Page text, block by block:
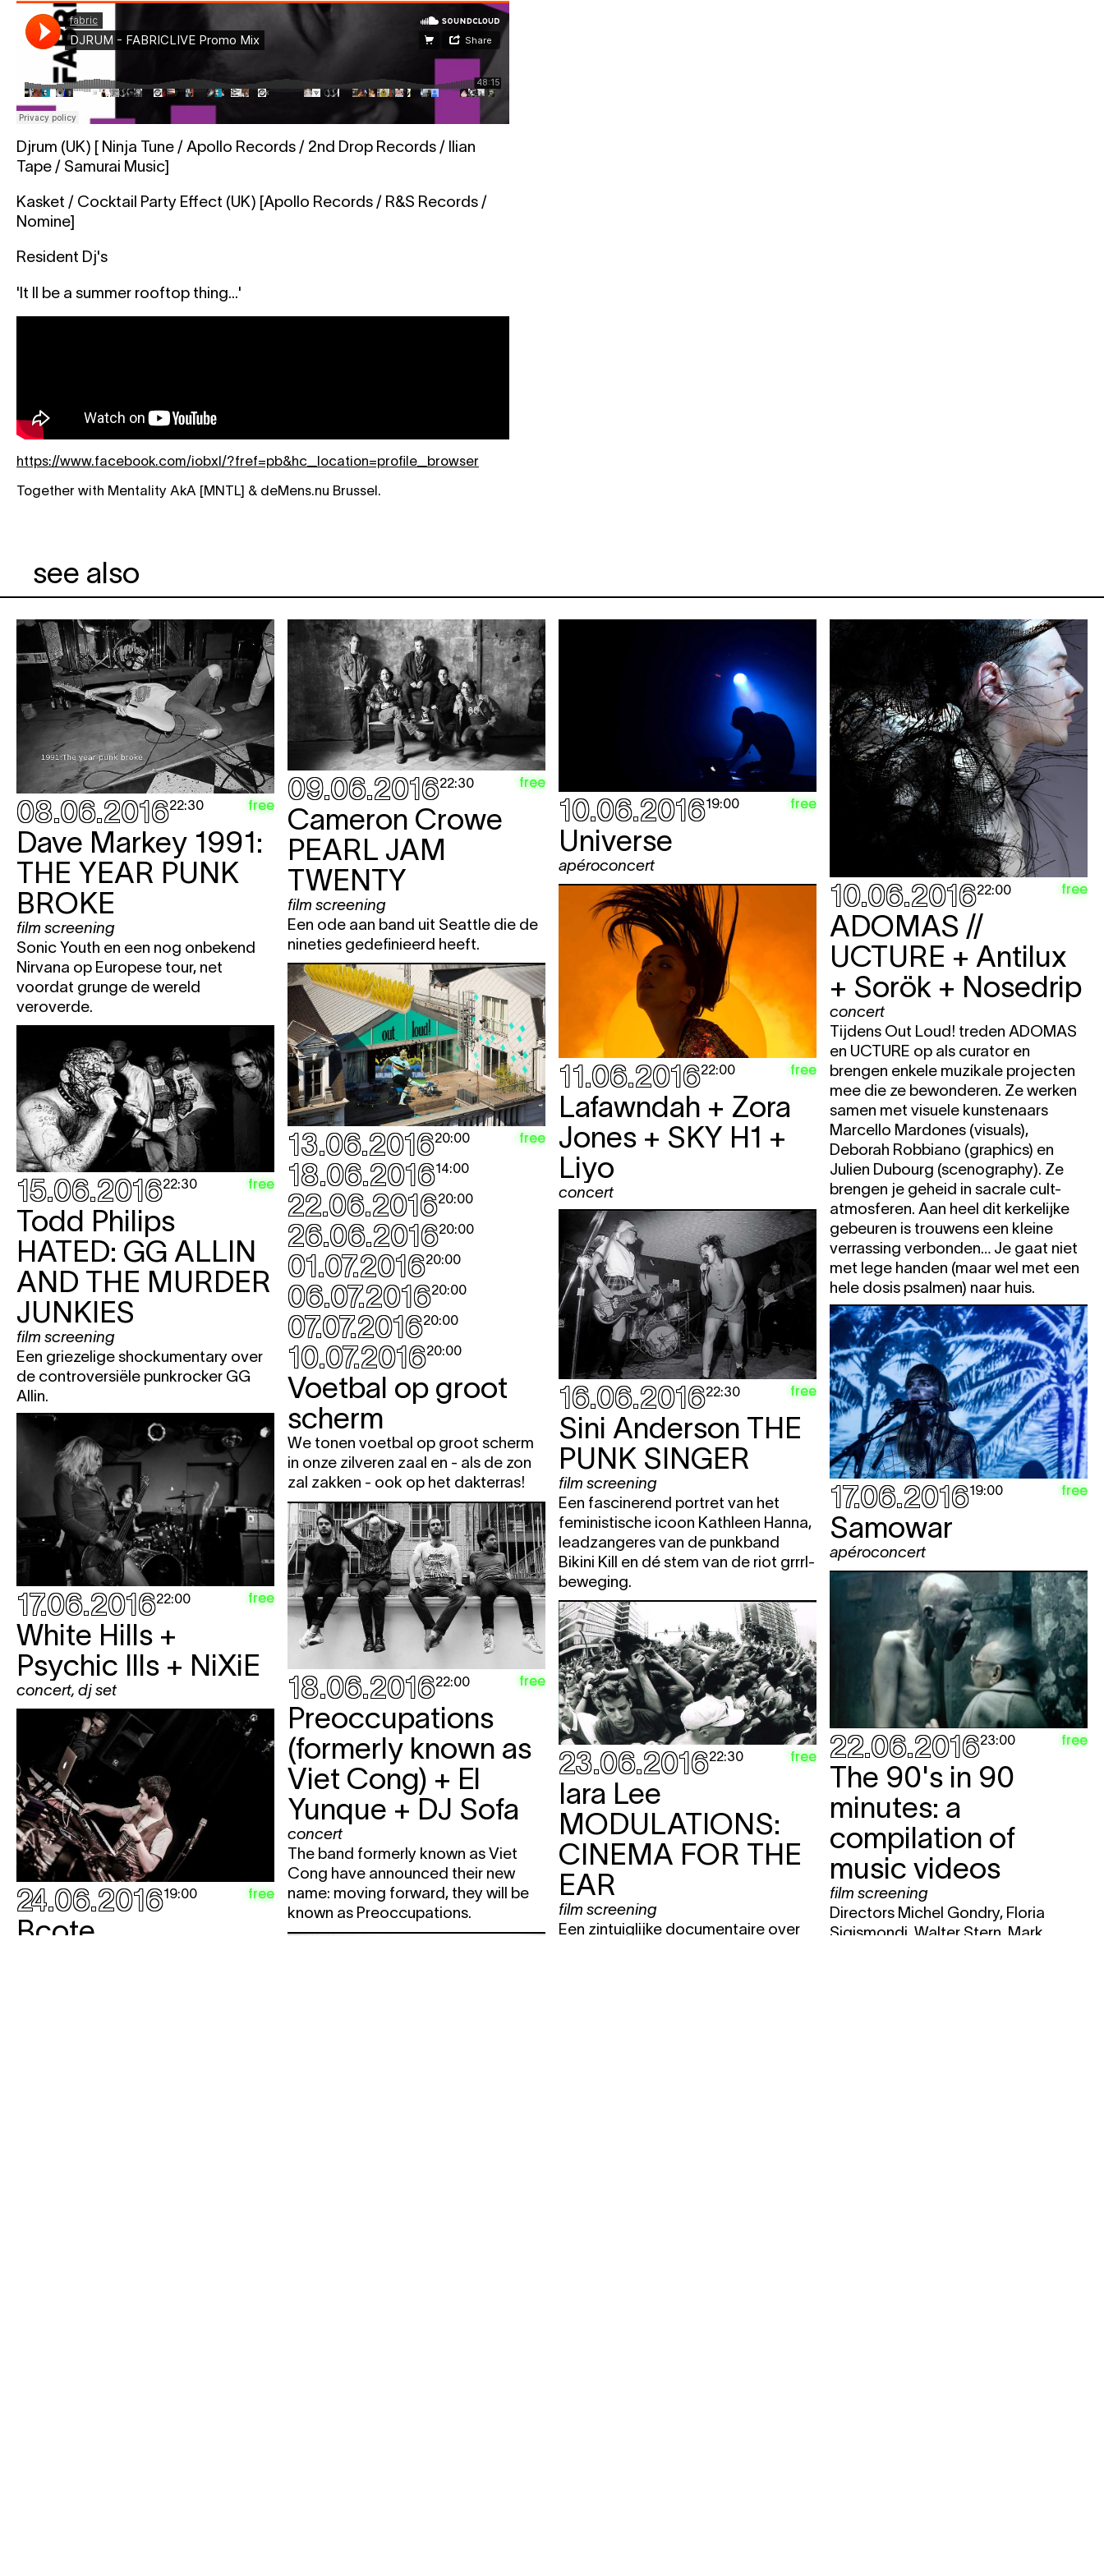
Djrum (UK) [ Ninja Tune / Apollo Records / 2nd Drop Records / Ilian
Tape / Samurai Music]
Kasket / Cocktail Party Effect (UK) [Apollo Records / R&S Records /
Nomine]
Resident Dj's
'It ll be a summer rooftop thing...'
https://www.facebook.com/iobxl/?fref=pb&hc_location=profile_browser
Together with Mentality AkA [MNTL] & deMens.nu Brussel.
see also
08.06.201622:30 free
Dave Markey 1991:
THE YEAR PUNK
BROKE
film screening
Sonic Youth en een nog onbekend
Nirvana op Europese tour, net
voordat grunge de wereld
veroverde.
09.06.201622:30 free
Cameron Crowe
PEARL JAM
TWENTY
film screening
Een ode aan band uit Seattle die de
nineties gedefinieerd heeft.
10.06.201619:00 free
Universe
apéroconcert
10.06.201622:00 free
ADOMAS //
UCTURE + Antilux
+ Sorök + Nosedrip
concert
Tijdens Out Loud! treden ADOMAS
en UCTURE op als curator en
brengen enkele muzikale projecten
mee die ze bewonderen. Ze werken
samen met visuele kunstenaars
Marcello Mardones (visuals),
Deborah Robbiano (graphics) en
Julien Dubourg (scenography). Ze
brengen je geheid in sacrale cult-
atmosferen. Aan heel dit kerkelijke
gebeuren is trouwens een kleine
verrassing verbonden… Je gaat niet
met lege handen (maar wel met een
hele dosis psalmen) naar huis.
11.06.201622:00 free
Lafawndah + Zora
Jones + SKY H1 +
Liyo
concert
13.06.201620:00
18.06.201614:00
22.06.201620:00
26.06.201620:00
01.07.201620:00
06.07.201620:00
07.07.201620:00
10.07.201620:00
free
Voetbal op groot
scherm
We tonen voetbal op groot scherm
in onze zilveren zaal en - als de zon
zal zakken - ook op het dakterras!
15.06.201622:30 free
Todd Philips
HATED: GG ALLIN
AND THE MURDER
JUNKIES
film screening
Een griezelige shockumentary over
de controversiële punkrocker GG
Allin.
16.06.201622:30 free
Sini Anderson THE
PUNK SINGER
film screening
Een fascinerend portret van het
feministische icoon Kathleen Hanna,
leadzangeres van de punkband
Bikini Kill en dé stem van de riot grrrl-
beweging.
17.06.201619:00 free
Samowar
apéroconcert
17.06.201622:00 free
White Hills +
Psychic Ills + NiXiE
concert, dj set 18.06.201622:00 free
Preoccupations
(formerly known as
Viet Cong) + El
Yunque + DJ Sofa
concert
The band formerly known as Viet
Cong have announced their new
name: moving forward, they will be
known as Preoccupations.
22.06.201623:00 free
The 90's in 90
minutes: a
compilation of
music videos
film screening
Directors Michel Gondry, Floria
Sigismondi, Walter Stern, Mark
23.06.201622:30 free
Iara Lee
MODULATIONS:
CINEMA FOR THE
EAR
film screening
Een zintuiglijke documentaire over
24.06.201619:00 free
Bcote